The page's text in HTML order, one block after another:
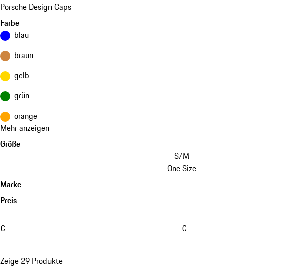
Porsche Design Caps
Farbe
blau
braun
gelb
grün
orange
Mehr anzeigen
Größe
S/M
One Size
Marke
Preis
€ €
Zeige 29 Produkte